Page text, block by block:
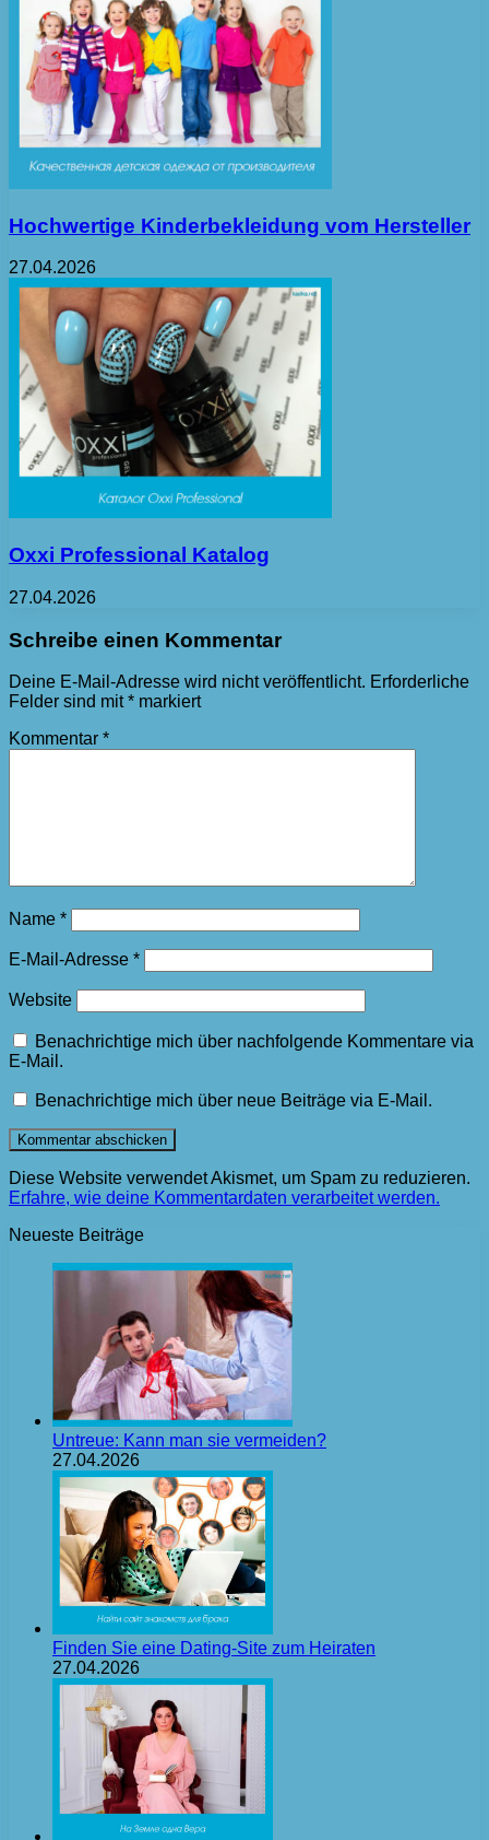
Hochwertige Kinderbekleidung vom Hersteller
27.04.2026
Oxxi Professional Katalog
27.04.2026
Schreibe einen Kommentar
Deine E-Mail-Adresse wird nicht veröffentlicht. Erforderliche
Felder sind mit* markiert
Kommentar *
Name *
E-Mail-Adresse *
Website
Benachrichtige mich über nachfolgende Kommentare via
E-Mail.
Benachrichtige mich über neue Beiträge via E-Mail.
Diese Website verwendet Akismet, um Spam zu reduzieren.
Erfahre, wie deine Kommentardaten verarbeitet werden.
Neueste Beiträge
Untreue: Kann man sie vermeiden?
27.04.2026
Finden Sie eine Dating-Site zum Heiraten
27.04.2026